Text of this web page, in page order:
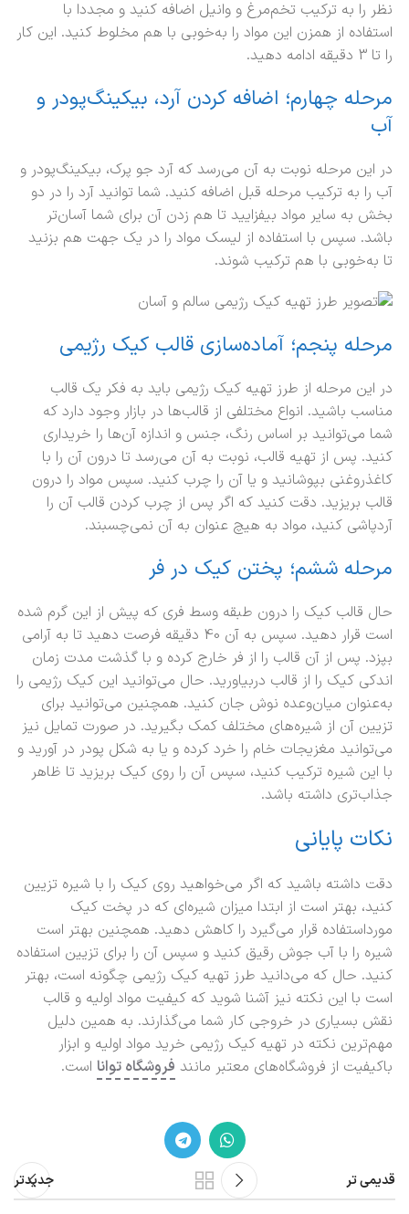
نظر را به ترکیب تخم‌مرغ و وانیل اضافه کنید و مجددا با
استفاده از همزن این مواد را به‌خوبی با هم مخلوط کنید. این کار
را تا 3 دقیقه ادامه دهید.
مرحله چهارم؛ اضافه کردن آرد، بیکینگ‌پودر و
آب
در این مرحله نوبت به آن می‌رسد که آرد جو پرک، بیکینگ‌پودر و
آب را به ترکیب مرحله قبل اضافه کنید. شما ‌توانید آرد را در دو
بخش به سایر مواد بیفزایید تا هم زدن آن برای شما آسان‌تر
باشد. سپس با استفاده از لیسک مواد را در یک جهت هم بزنید
تا به‌خوبی با هم ترکیب شوند.
مرحله پنجم؛ آماده‌سازی قالب کیک رژیمی
در این مرحله از طرز تهیه کیک رژیمی باید به فکر یک قالب
مناسب باشید. انواع مختلفی از قالب‌ها در بازار وجود دارد که
شما می‌توانید بر اساس رنگ، جنس و اندازه آن‌ها را خریداری
کنید. پس از تهیه قالب، نوبت به آن می‌رسد تا درون آن را با
کاغذروغنی بپوشانید و یا آن را چرب کنید. سپس مواد را درون
قالب بریزید. دقت کنید که اگر پس از چرب کردن قالب آن را
آردپاشی کنید، مواد به هیچ عنوان به آن نمی‌چسبند.
مرحله ششم؛ پختن کیک در فر
حال قالب کیک را درون طبقه وسط فری که پیش از این گرم شده
است قرار دهید. سپس به آن 40 دقیقه فرصت دهید تا به آرامی
بپزد. پس از آن قالب را از فر خارج کرده و با گذشت مدت زمان
اندکی کیک را از قالب دربیاورید. حال می‌توانید این کیک رژیمی را
به‌عنوان میان‌وعده نوش جان کنید. همچنین می‌توانید برای
تزیین آن از شیره‌های مختلف کمک بگیرید. در صورت تمایل نیز
می‌توانید مغزیجات خام را خرد کرده و یا به شکل پودر در آورید و
با این شیره ترکیب کنید، سپس آن را روی کیک بریزید تا ظاهر
جذاب‌تری داشته باشد.
نکات پایانی
دقت داشته باشید که اگر می‌خواهید روی کیک را با شیره تزیین
کنید، بهتر است از ابتدا میزان شیره‌ای که در پخت کیک
مورداستفاده قرار می‌گیرد را کاهش دهید. همچنین بهتر است
شیره را با آب جوش رقیق کنید و سپس آن را برای تزیین استفاده
کنید. حال که می‌دانید طرز تهیه کیک رژیمی چگونه است، بهتر
است با این نکته نیز آشنا شوید که کیفیت مواد اولیه و قالب
نقش بسیاری در خروجی کار شما می‌گذارند. به همین دلیل
مهم‌ترین نکته در تهیه کیک رژیمی خرید مواد اولیه و ابزار
باکیفیت از فروشگاه‌های معتبر مانند فروشگاه توانا است.
جدیدتر قدیمی تر